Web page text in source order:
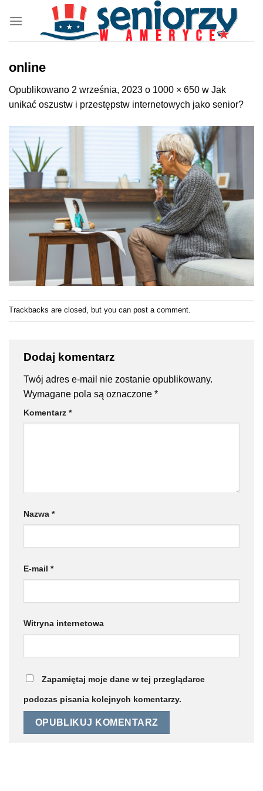
zawartości
online
Opublikowano 2 września, 2023 o 1000 × 650 w Jak
unikać oszustw i przestępstw internetowych jako senior?
Trackbacks are closed, but you can post a comment.
Dodaj komentarz
Twój adres e-mail nie zostanie opublikowany.
Wymagane pola są oznaczone *
Komentarz *
Nazwa *
E-mail *
Witryna internetowa
Zapamiętaj moje dane w tej przeglądarce
podczas pisania kolejnych komentarzy.